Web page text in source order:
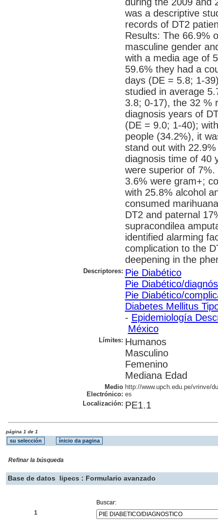
was a descriptive
records of DT2
Results: The 66.9%
masculine gender
with a media age of
59.6% they had a
days (DE = 5.8; 1-
studied in average
3.8; 0-17), the 32 %
diagnosis years of
(DE = 9.0; 1-40);
people (34.2%), it
stand out with
diagnosis time of 40
were superior of
3.6% were gram+;
with 25.8% alcohol
consumed
DT2 and paternal
supracondilea
identified alarming
complication to the
deepening in the
Descriptores: Pie Diabético
Pie Diabético/
Pie Diabético/
Diabetes Mellitus
- Epidemiología
México
Límites: Humanos
Masculino
Femenino
Mediana Edad
Medio
Electrónico:
http://www.upch.edu.pe/vrinve/
es
Localización: PE1.1
página 1 de 1
Refinar la búsqueda
Base de datos lipecs : Formulario avanzado
Buscar:
1